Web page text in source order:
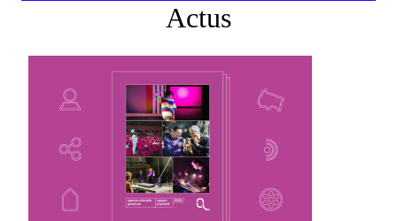
Actus